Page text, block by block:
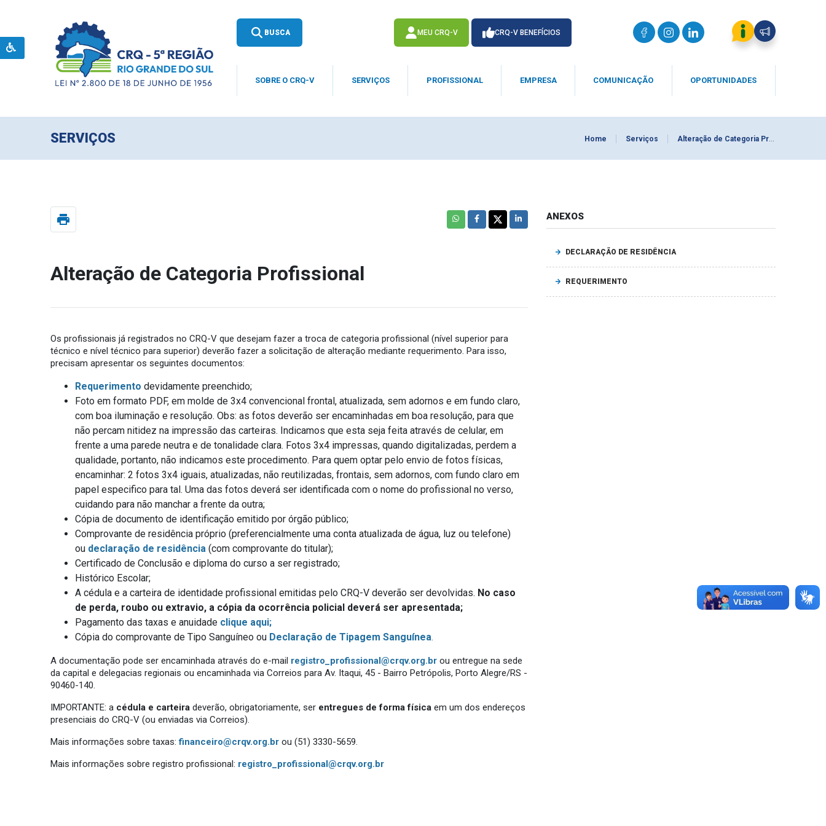
BUSCA MEU CRQ-V CRQ-V BENEFÍCIOS
SOBRE O CRQ-V SERVIÇOS PROFISSIONAL EMPRESA COMUNICAÇÃO OPORTUNIDADES
SERVIÇOS Home Serviços Alteração de Categoria Profissional
print
Alteração de Categoria Profissional
Os profissionais já registrados no CRQ-V que desejam fazer a troca de categoria profissional (nível superior para
técnico e nível técnico para superior) deverão fazer a solicitação de alteração mediante requerimento. Para isso,
precisam apresentar os seguintes documentos:
Requerimento devidamente preenchido;
Foto em formato PDF, em molde de 3x4 convencional frontal, atualizada, sem adornos e em fundo claro,
com boa iluminação e resolução. Obs: as fotos deverão ser encaminhadas em boa resolução, para que
não percam nitidez na impressão das carteiras. Indicamos que esta seja feita através de celular, em
frente a uma parede neutra e de tonalidade clara. Fotos 3x4 impressas, quando digitalizadas, perdem a
qualidade, portanto, não indicamos este procedimento. Para quem optar pelo envio de fotos físicas,
encaminhar: 2 fotos 3x4 iguais, atualizadas, não reutilizadas, frontais, sem adornos, com fundo claro em
papel especifico para tal. Uma das fotos deverá ser identificada com o nome do profissional no verso,
cuidando para não manchar a frente da outra;
Cópia de documento de identificação emitido por órgão público;
Comprovante de residência próprio (preferencialmente uma conta atualizada de água, luz ou telefone)
ou declaração de residência (com comprovante do titular);
Certificado de Conclusão e diploma do curso a ser registrado;
Histórico Escolar;
A cédula e a carteira de identidade profissional emitidas pelo CRQ-V deverão ser devolvidas. No caso
de perda, roubo ou extravio, a cópia da ocorrência policial deverá ser apresentada;
Pagamento das taxas e anuidade clique aqui;
Cópia do comprovante de Tipo Sanguíneo ou Declaração de Tipagem Sanguínea.
A documentação pode ser encaminhada através do e-mail registro_profissional@crqv.org.br ou entregue na sede
da capital e delegacias regionais ou encaminhada via Correios para Av. Itaqui, 45 - Bairro Petrópolis, Porto Alegre/RS -
90460-140.
IMPORTANTE: a cédula e carteira deverão, obrigatoriamente, ser entregues de forma física em um dos endereços
presenciais do CRQ-V (ou enviadas via Correios).
Mais informações sobre taxas:financeiro@crqv.org.br ou (51) 3330-5659.
Mais informações sobre registro profissional: registro_profissional@crqv.org.br
ANEXOS
DECLARAÇÃO DE RESIDÊNCIA
REQUERIMENTO